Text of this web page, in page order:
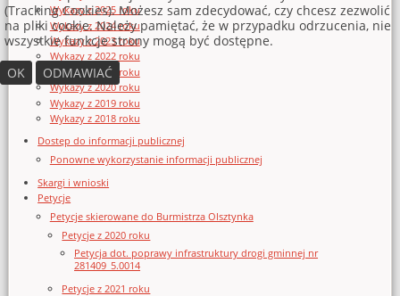
Wykazy z 2025 roku
Wykazy z 2024 roku
Wykazy z 2023 roku
Wykazy z 2022 roku
Wykazy z 2021 roku
Wykazy z 2020 roku
Wykazy z 2019 roku
Wykazy z 2018 roku
Dostęp do informacji publicznej
Ponowne wykorzystanie informacji publicznej
Skargi i wnioski
Petycje
Petycje skierowane do Burmistrza Olsztynka
Petycje z 2020 roku
Petycja dot. poprawy infrastruktury drogi gminnej nr
281409_5.0014
Petycje z 2021 roku
(Tracking Cookies). Możesz sam zdecydować, czy chcesz zezwolić
na pliki cookie. Należy pamiętać, że w przypadku odrzucenia, nie
wszystkie funkcje strony mogą być dostępne.
OK
ODMAWIAĆ